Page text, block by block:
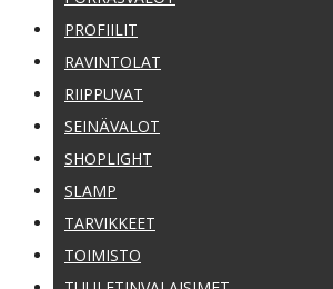
PROFIILIT
RAVINTOLAT
RIIPPUVAT
SEINÄVALOT
SHOPLIGHT
SLAMP
TARVIKKEET
TOIMISTO